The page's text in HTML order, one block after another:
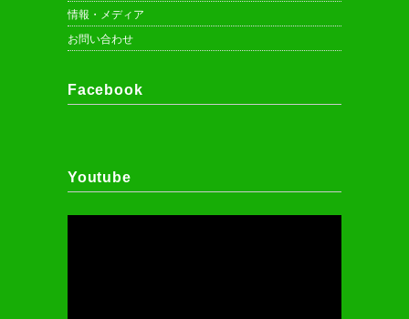
情報・メディア
お問い合わせ
Facebook
Youtube